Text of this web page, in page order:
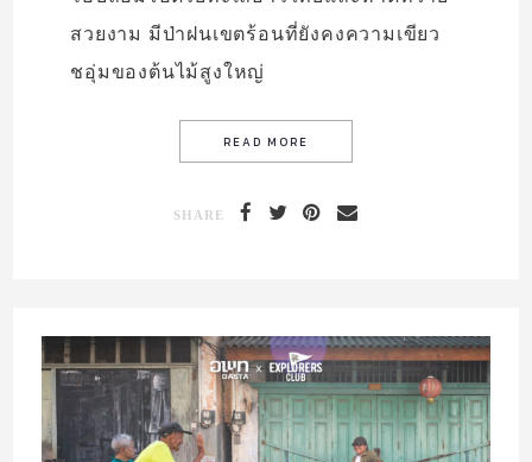
สวยงาม มีป่าฝนเขตร้อนที่ยังคงความเขียว
ชอุ่มของต้นไม้สูงใหญ่
SHARE